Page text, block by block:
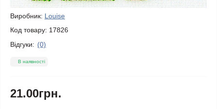
Виробник: Louise
Код товару: 17826
Відгуки: (0)
В наявності
21.00грн.